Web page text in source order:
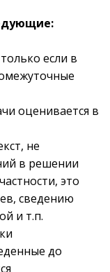
если в
оценивается в
не
в решении
это
сведению
и т.п.
до